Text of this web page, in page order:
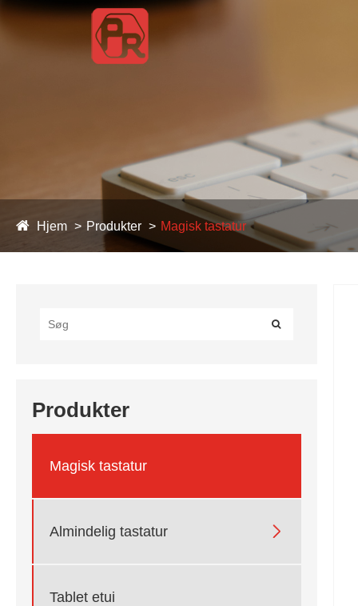
Hjem Produkter Magisk tastatur
Produkter
Magisk tastatur
Almindelig tastatur 
Tablet etui